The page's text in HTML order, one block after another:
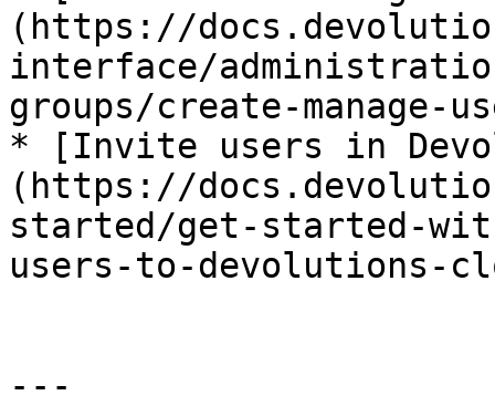
(https://
interface/
groups/create-manage-
* [Invite users in
(https://
started/get-started-
users-to-devolutions-
---